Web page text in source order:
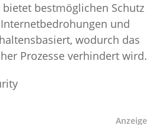
bietet bestmöglichen Schutz
und
wodurch das
Prozesse verhindert wird.